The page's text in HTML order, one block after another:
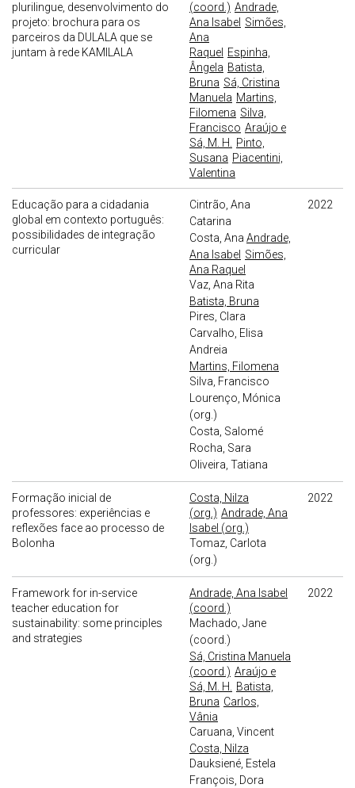
plurilingue, desenvolvimento do
projeto: brochura para os
parceiros da DULALA que se
juntam à rede KAMILALA
(coord.) Andrade,
Ana Isabel Simões,
Ana
Raquel Espinha,
Ângela Batista,
Bruna Sá, Cristina
Manuela Martins,
Filomena Silva,
Francisco Araújo e
Sá, M. H.
Pinto,
Susana Piacentini,
Valentina
Educação para a cidadania
global em contexto português:
possibilidades de integração
curricular
Cintrão, Ana
Catarina
Costa, Ana Andrade,
Ana Isabel Simões,
Ana Raquel
Vaz, Ana Rita
Batista, Bruna
Pires, Clara
Carvalho, Elisa
Andreia
Martins, Filomena
Silva, Francisco
Lourenço, Mónica
(org.)
Costa, Salomé
Rocha, Sara
Oliveira, Tatiana
2022
Formação inicial de
professores: experiências e
reflexões face ao processo de
Bolonha
Costa, Nilza
(org.) Andrade, Ana
Isabel (org.)
Tomaz, Carlota
(org.)
2022
Framework for in-service
teacher education for
sustainability: some principles
and strategies
Andrade, Ana Isabel
(coord.)
Machado, Jane
(coord.)
Sá, Cristina Manuela
(coord.) Araújo e
Sá, M. H.
Batista,
Bruna Carlos,
Vânia
Caruana, Vincent
Costa, Nilza
Dauksiené, Estela
François, Dora
2022